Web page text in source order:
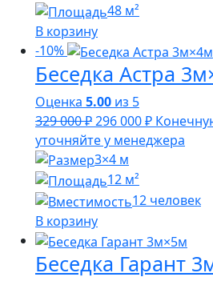
48 м²
В корзину
-10%
Беседка Астра
Оценка 5.00 из 5
329 000₽ Первоначальная
цена
составляла
329
000 ₽.
296 000₽Текущая
цена:
уточняйте у менеджера
3×4 м
12 м²
12 человек
В корзину
Беседка Гарант